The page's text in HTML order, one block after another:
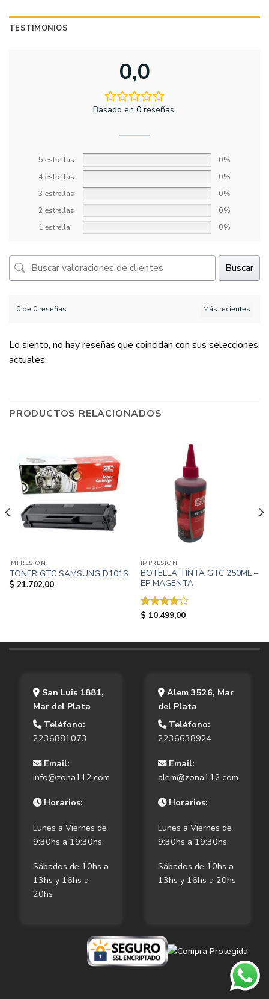
TESTIMONIOS
0,0
Basado en 0 reseñas.
5 estrellas
0%
4 estrellas
0%
3 estrellas
0%
2 estrellas
0%
1 estrella
0%
Buscar
0 de 0 reseñas
Lo siento, no hay reseñas que coincidan con sus selecciones
actuales
PRODUCTOS RELACIONADOS
IMPRESION
TONER GTC SAMSUNG D101S
$ 21.702,00
IMPRESION
BOTELLA TINTA GTC 250ML –
EP MAGENTA
Valorado
$ 10.499,00
San Luis 1881,
Mar del Plata
Teléfono:
2236881073
Email:
info@zona112.com
Horarios:
Lunes a Viernes de
9:30hs a 19:30hs
Sábados de 10hs a
13hs y 16hs a
20hs
Alem 3526, Mar
del Plata
Teléfono:
2236638924
Email:
alem@zona112.com
Horarios:
Lunes a Viernes de
9:30hs a 19:30hs
Sábados de 10hs a
13hs y 16hs a 20hs